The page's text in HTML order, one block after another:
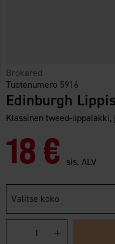
Brokared
Tuotenumero 5916
Edinburgh Lippis
Klassinen tweed-
18 € sis. ALV
Valitse koko